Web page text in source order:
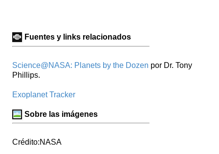
Fuentes y links relacionados
Science@NASA: Planets by the Dozen por Dr. Tony
Phillips.
Exoplanet Tracker
Sobre las imágenes
Crédito:NASA